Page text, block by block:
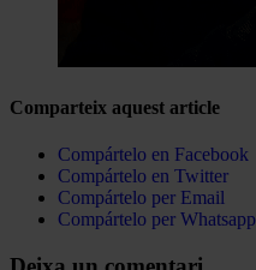
Comparteix aquest article
Compártelo en Facebook
Compártelo en Twitter
Compártelo per Email
Compártelo per Whatsapp